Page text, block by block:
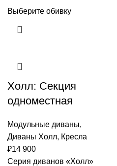
Выберите обивку
Холл: Секция
одноместная
Модульные диваны,
Диваны Холл, Кресла
₽14 900
Серия диванов «Холл»